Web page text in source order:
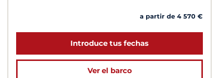
a partir de 4 570 €
Introduce tus fechas
Ver el barco